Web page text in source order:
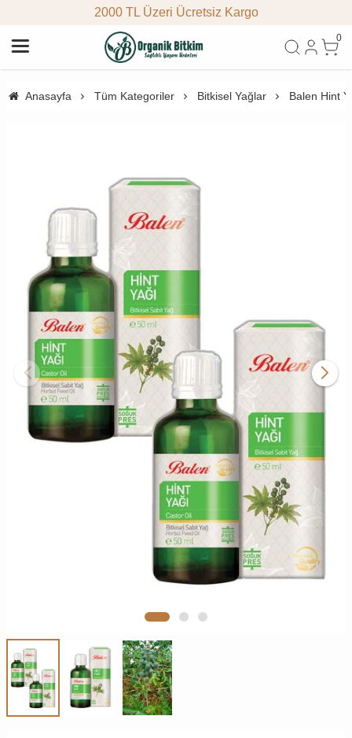
2000 TL Üzeri Ücretsiz Kargo
0
Anasayfa Tüm Kategoriler Bitkisel Yağlar Balen Hint